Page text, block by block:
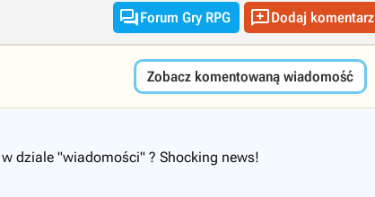
Forum Gry RPG Dodaj komentarz
Zobacz komentowaną wiadomość
dziale "wiadomości" ? Shocking news!